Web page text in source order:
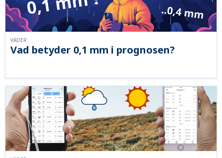
Vad betyder 0,1 mm i prognosen?
VÄDER